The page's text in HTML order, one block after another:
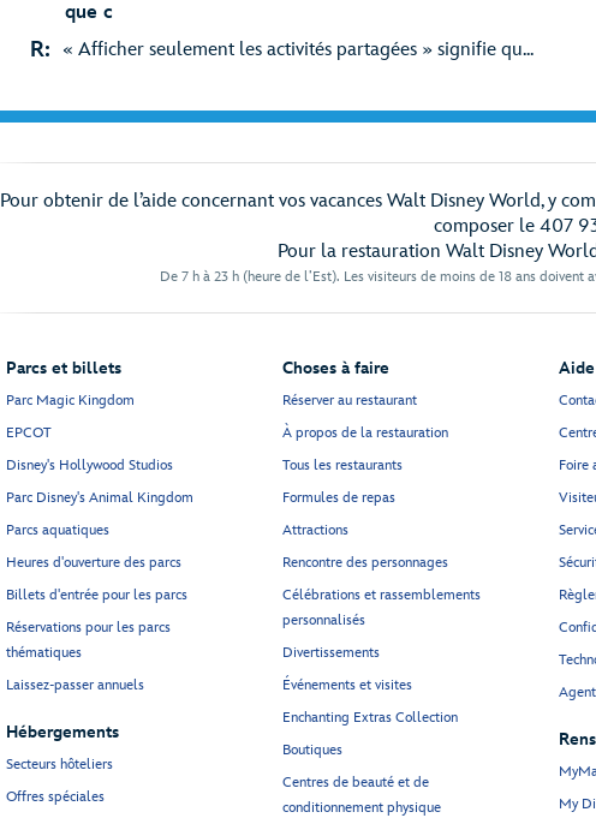
que c
R: « Afficher seulement les activités partagées » signifie qu...
Pour obtenir de l’aide concernant vos vacances Walt Disney World, y
composer le 407
Pour la restauration Walt Disney
De 7 h à 23 h (heure de l’Est). Les visiteurs de moins de 18 ans
Parcs et billets
Parc Magic Kingdom
EPCOT
Disney's Hollywood Studios
Parc Disney's Animal Kingdom
Parcs aquatiques
Heures d'ouverture des parcs
Billets d'entrée pour les parcs
Réservations pour les parcs
thématiques
Laissez-passer annuels
Hébergements
Secteurs hôteliers
Offres spéciales
Choses à faire
Réserver au restaurant
À propos de la restauration
Tous les restaurants
Formules de repas
Attractions
Rencontre des personnages
Célébrations et rassemblements
personnalisés
Divertissements
Événements et visites
Enchanting Extras Collection
Boutiques
Centres de beauté et de
conditionnement physique
Aide
Foire
My